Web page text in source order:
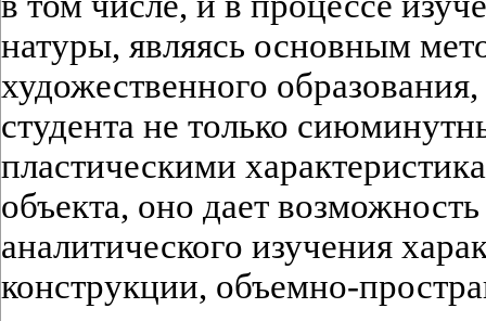
натуры, являясь основным
художественного
студента не только
пластическими
объекта, оно дает
аналитического изучения
конструкции, объемно-